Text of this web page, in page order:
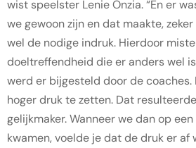
wist speelster Lenie Onzia. “En er
we gewoon zijn en dat maakte,
wel de nodige indruk. Hierdoor
doeltreffendheid die er anders wel
werd er bijgesteld door de coaches.
hoger druk te zetten. Dat
gelijkmaker. Wanneer we dan op
kwamen, voelde je dat de druk er af